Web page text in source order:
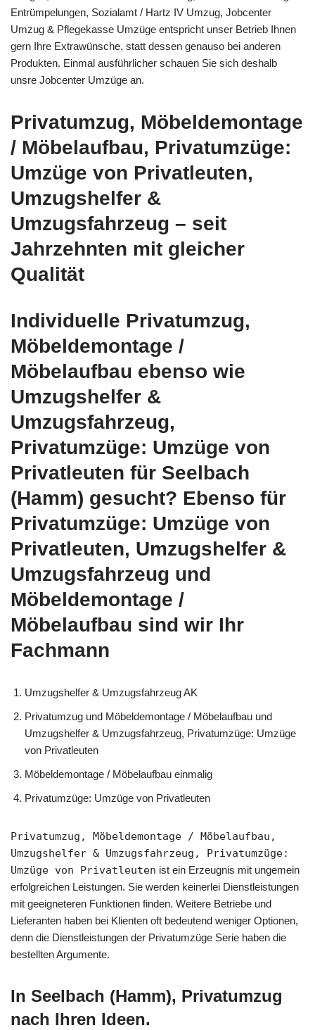
Entrümpelungen, Sozialamt / Hartz IV Umzug, Jobcenter
Umzug & Pflegekasse Umzüge entspricht unser Betrieb Ihnen
gern Ihre Extrawünsche, statt dessen genauso bei anderen
Produkten. Einmal ausführlicher schauen Sie sich deshalb
unsre Jobcenter Umzüge an.
Privatumzug, Möbeldemontage
/ Möbelaufbau, Privatumzüge:
Umzüge von Privatleuten,
Umzugshelfer &
Umzugsfahrzeug – seit
Jahrzehnten mit gleicher
Qualität
Individuelle Privatumzug,
Möbeldemontage /
Möbelaufbau ebenso wie
Umzugshelfer &
Umzugsfahrzeug,
Privatumzüge: Umzüge von
Privatleuten für Seelbach
(Hamm) gesucht? Ebenso für
Privatumzüge: Umzüge von
Privatleuten, Umzugshelfer &
Umzugsfahrzeug und
Möbeldemontage /
Möbelaufbau sind wir Ihr
Fachmann
Umzugshelfer & Umzugsfahrzeug AK
Privatumzug und Möbeldemontage / Möbelaufbau und
Umzugshelfer & Umzugsfahrzeug, Privatumzüge: Umzüge
von Privatleuten
Möbeldemontage / Möbelaufbau einmalig
Privatumzüge: Umzüge von Privatleuten
Privatumzug, Möbeldemontage / Möbelaufbau,
Umzugshelfer & Umzugsfahrzeug, Privatumzüge:
Umzüge von Privatleuten ist ein Erzeugnis mit ungemein
erfolgreichen Leistungen. Sie werden keinerlei Dienstleistungen
mit geeigneteren Funktionen finden. Weitere Betriebe und
Lieferanten haben bei Klienten oft bedeutend weniger Optionen,
denn die Dienstleistungen der Privatumzüge Serie haben die
bestellten Argumente.
In Seelbach (Hamm), Privatumzug
nach Ihren Ideen.